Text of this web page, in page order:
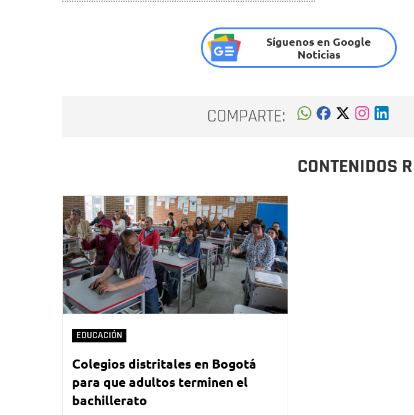
Síguenos en Google
Noticias
COMPARTE:
CONTENIDOS
EDUCACIÓN
Colegios distritales en Bogotá
para que adultos terminen el
bachillerato